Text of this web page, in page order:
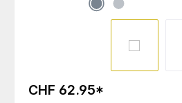
CHF 62.95*